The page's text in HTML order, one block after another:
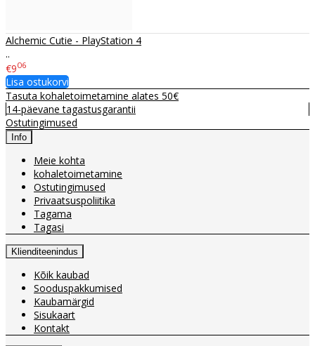
Alchemic Cutie - PlayStation 4
..
€906
Lisa ostukorvi
Tasuta kohaletoimetamine alates 50€
14-päevane tagastusgarantii
Ostutingimused
Info
Meie kohta
kohaletoimetamine
Ostutingimused
Privaatsuspoliitika
Tagama
Tagasi
Klienditeenindus
Kõik kaubad
Sooduspakkumised
Kaubamärgid
Sisukaart
Kontakt